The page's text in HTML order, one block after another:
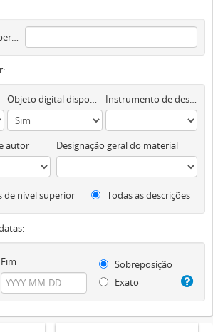
Descrição de nível superior
Objeto digital disponível Instrumento de descrição documental
autor Designação geral do material
de nível superior Todas as descrições
Fim
Sobreposição
Exato